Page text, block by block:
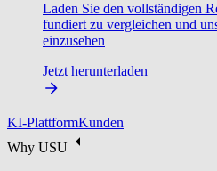
Laden Sie den vollständigen
fundiert zu vergleichen und
einzusehen
Jetzt herunterladen
KI-PlattformKunden
Why USU